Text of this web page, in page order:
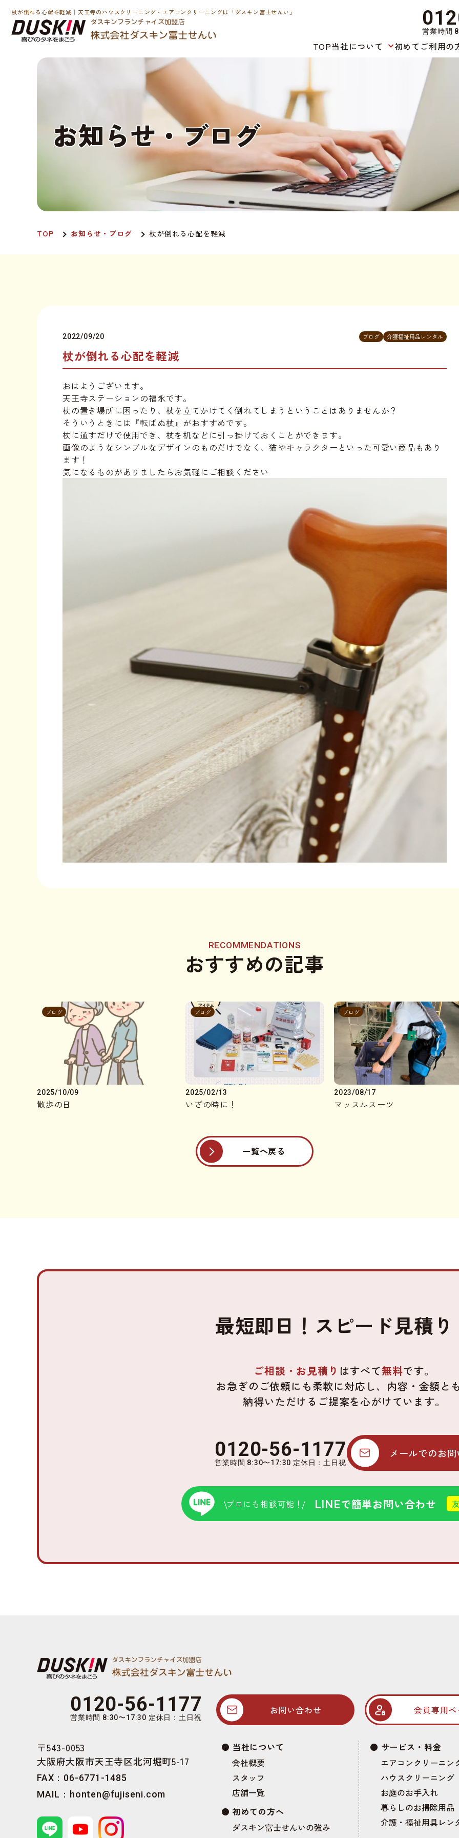
杖が倒れる心配を軽減｜天王寺のハウスクリーニング・エアコンクリーニングは「ダスキン富士せんい」
営業時間
TOP当社について 初めてご利用の
お知らせ・ブログ
TOP お知らせ・ブログ 杖が倒れる心配を軽減
2022/09/20 ブログ 介護福祉用品レンタル
杖が倒れる心配を軽減
おはようございます。
天王寺ステーションの福永です。
杖の置き場所に困ったり、杖を立てかけてく倒れてしまうということはありませんか？
そういうときには『転ばぬ杖』がおすすめです。
杖に通すだけで使用でき、杖を机などに引っ掛けておくことができます。
画像のようなシンプルなデザインのものだけでなく、猫やキャラクターといった可愛い商品もあり
ます！
気になるものがありましたらお気軽にご相談ください
RECOMMENDATIONS
おすすめの記事
ブログ
2025/10/09
散歩の日
ブログ
2025/02/13
いざの時に！
ブログ
2023/08/17
マッスルスーツ
一覧へ戻る
最短即日！ スピード見積
ご相談・お見積り はすべて無料です。
お急ぎのご依頼にも柔軟に対応し、内容・金額と
納得いただけるご提案を心がけています。
0120-56-1177
営業時間 8:30〜17:30 定休日：土日祝
メールでのお
プロにも相談可能！ LINEで簡単お問い合わせ
0120-56-1177
営業時間 8:30〜17:30 定休日：土日祝
お問い合わせ 会員専用
〒543-0053
大阪府大阪市天王寺区北河堀町5-17
FAX：06-6771-1485
MAIL： honten@fujiseni.com
当社について
会社概要
スタッフ
店舗一覧
初めての方へ
ダスキン富士せんいの強み
サービス・料金
エアコンクリーニン
ハウスクリーニング
お庭のお手入れ
暮らしのお掃除用品
介護・福祉用具レン